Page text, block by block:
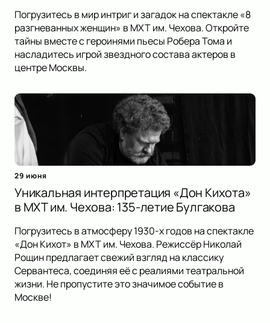
Погрузитесь в мир интриг и загадок на спектакле «8
разгневанных женщин» в МХТ им. Чехова. Откройте
тайны вместе с героинями пьесы Робера Тома и
насладитесь игрой звездного состава актеров в
центре Москвы.
29 июня
Уникальная интерпретация «Дон Кихота»
в МХТ им. Чехова: 135-летие Булгакова
Погрузитесь в атмосферу 1930-х годов на спектакле
«Дон Кихот» в МХТ им. Чехова. Режиссёр Николай
Рощин предлагает свежий взгляд на классику
Сервантеса, соединяя её с реалиями театральной
жизни. Не пропустите это значимое событие в
Москве!